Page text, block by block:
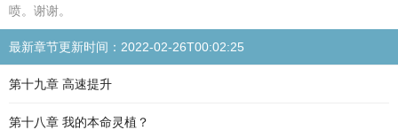
喷。谢谢。
最新章节更新时间：2022-02-26T00:02:25
第十九章 高速提升
第十八章 我的本命灵植？